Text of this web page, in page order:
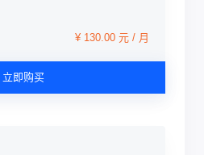
¥ 130.00 元 / 月
立即购买